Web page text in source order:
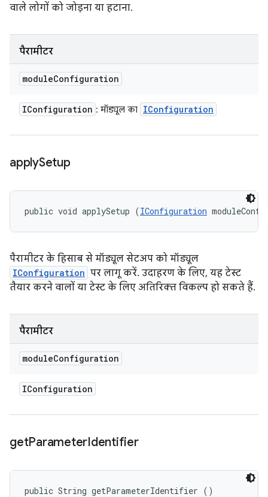
वाले लोगों को जोड़ना या हटाना.
पैरामीटर
moduleConfiguration
IConfiguration : मॉड्यूल का IConfiguration
applySetup
public void applySetup (IConfiguration
पैरामीटर के हिसाब से मॉड्यूल सेटअप को मॉड्यूल
IConfiguration पर लागू करें. उदाहरण के लिए, यह टेस्ट
तैयार करने वालों या टेस्ट के लिए अतिरिक्त विकल्प हो सकते हैं.
पैरामीटर
moduleConfiguration
IConfiguration
getParameterIdentifier
public String getParameterIdentifier ()